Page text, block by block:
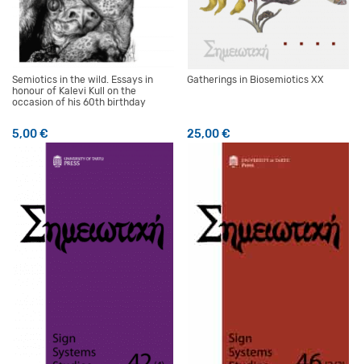
Semiotics in the wild. Essays in
honour of Kalevi Kull on the
occasion of his 60th birthday
5,00€
Gatherings in Biosemiotics XX
25,00€